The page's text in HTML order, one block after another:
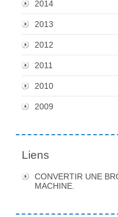
2014
2013
2012
2011
2010
2009
Liens
CONVERTIR UNE
MACHINE.